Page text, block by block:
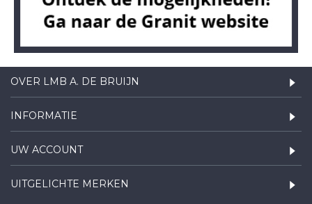
OVER LMB A. DE BRUIJN
INFORMATIE
UW ACCOUNT
UITGELICHTE MERKEN